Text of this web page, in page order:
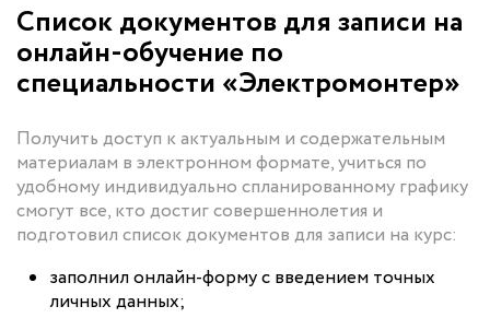
Список документов для записи на
онлайн-обучение по
специальности «Электромонтер»
Получить доступ к актуальным и содержательным
материалам в электронном формате, учиться по
удобному индивидуально спланированному графику
смогут все, кто достиг совершеннолетия и
подготовил список документов для записи на курс:
заполнил онлайн-форму с введением точных
личных данных;